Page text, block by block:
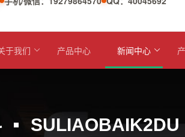
于我们 产品中心 新闻中心
SULIAOBAIK2DU